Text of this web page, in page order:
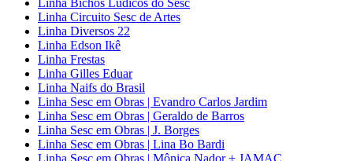
Linha Circuito Sesc de Artes
Linha Diversos 22
Linha Edson Ikê
Linha Frestas
Linha Gilles Eduar
Linha Naifs do Brasil
Linha Sesc em Obras | Evandro Carlos Jardim
Linha Sesc em Obras | Geraldo de Barros
Linha Sesc em Obras | J. Borges
Linha Sesc em Obras | Lina Bo Bardi
Linha Sesc em Obras | Mônica Nador + JAMAC